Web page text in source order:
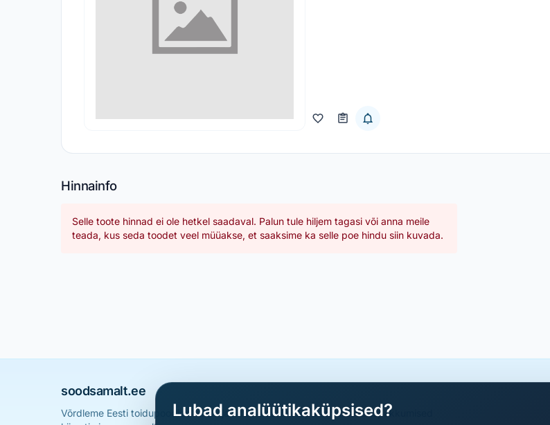
Hinnainfo
Selle toote hinnad ei ole hetkel saadaval. Palun tule hiljem tagasi või anna meile
teada, kus seda toodet veel müüakse, et saaksime ka selle poe hindu siin kuvada.
soodsamalt.ee
Võrdleme Eesti toidupoodide hindu ja aitame sul leida parimad sooduspakkumised
Lubad analüütikaküpsised?